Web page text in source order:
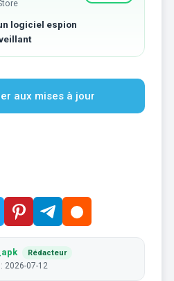
logiciel espion
aux mises à jour
Rédacteur
2026-07-12